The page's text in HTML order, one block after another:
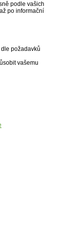
podle vašich
po informační
požadavků
vašemu